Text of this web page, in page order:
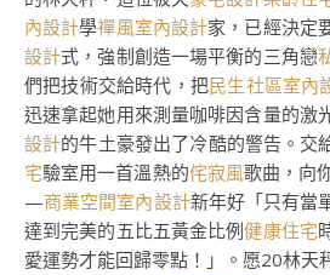
內設計學禪風室內設計家，已經決定
設計式，強制創造一場平衡的三角戀
們把技術交給時代，把民生社區室內
迅速拿起她用來測量咖啡因含量的激
設計的牛土豪發出了冷酷的警告。交
宅驗室用一首溫熱的侘寂風歌曲，向
—商業空間室內設計新年好「只有當
達到完美的五比五黃金比例健康住宅
愛運勢才能回歸零點！」。愿20林天